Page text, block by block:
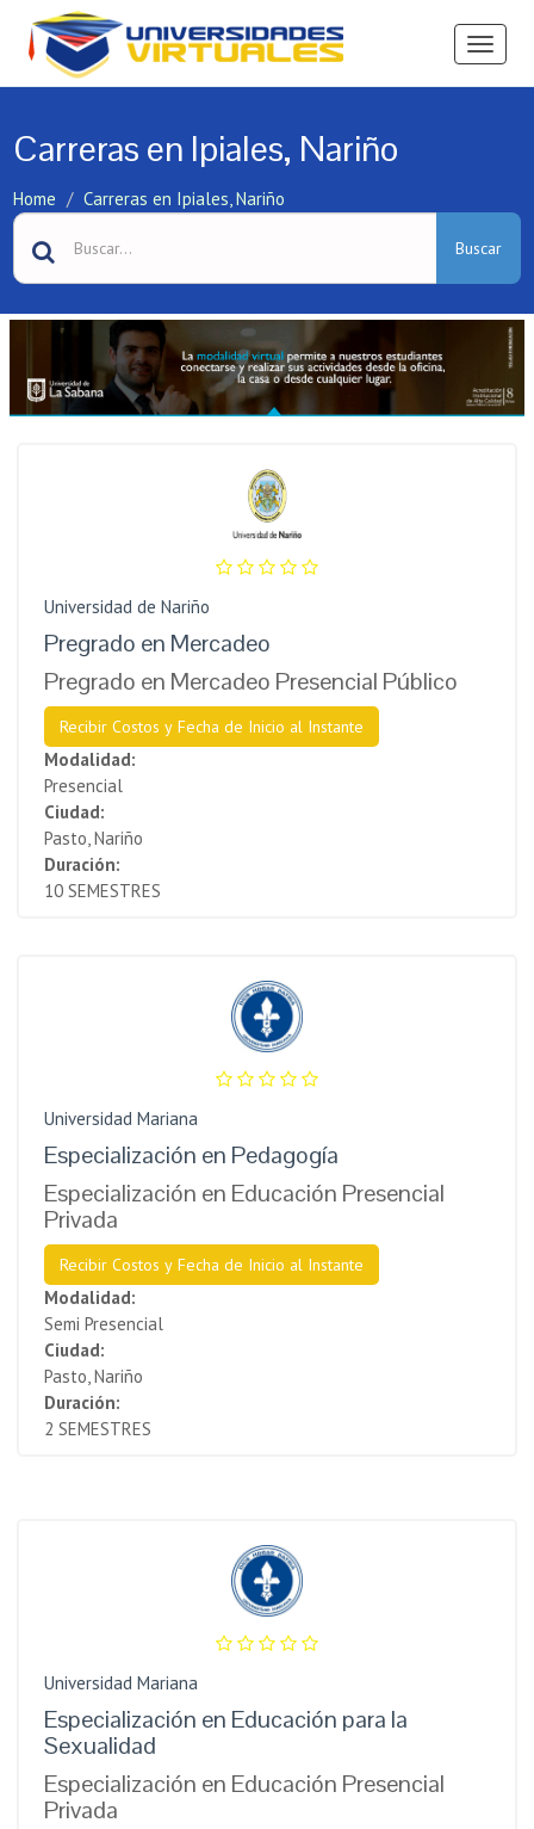
Ver
Carreras en Ipiales, Nariño
Home Carreras en Ipiales, Nariño
Buscar
Universidad de Nariño
Pregrado en Mercadeo
Pregrado en Mercadeo Presencial Público
Recibir Costos y Fecha de Inicio al Instante
Modalidad:
Presencial
Ciudad:
Pasto, Nariño
Duración:
10 SEMESTRES
Universidad Mariana
Especialización en Pedagogía
Especialización en Educación Presencial
Privada
Recibir Costos y Fecha de Inicio al Instante
Modalidad:
Semi Presencial
Ciudad:
Pasto, Nariño
Duración:
2 SEMESTRES
Universidad Mariana
Especialización en Educación para la
Sexualidad
Especialización en Educación Presencial
Privada